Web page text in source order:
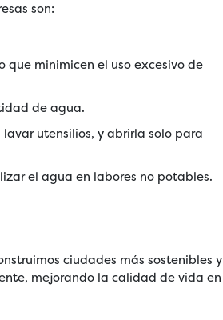
son:
que minimicen el uso excesivo de
de agua.
utensilios, y abrirla solo para
el agua en labores no potables.
ciudades más sostenibles y
mejorando la calidad de vida en